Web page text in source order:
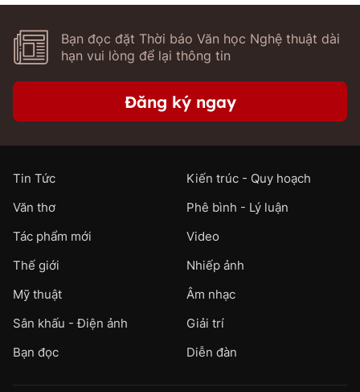
Bạn đọc đặt Thời báo Văn học Nghệ thuật dài
hạn vui lòng để lại thông tin
Đăng ký ngay
Tin Tức
Kiến trúc - Quy hoạch
Văn thơ
Phê bình - Lý luận
Tác phẩm mới
Video
Thế giới
Nhiếp ảnh
Mỹ thuật
Âm nhạc
Sân khấu - Điện ảnh
Giải trí
Bạn đọc
Diễn đàn